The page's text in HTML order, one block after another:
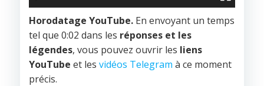
Horodatage YouTube. En envoyant un temps
tel que 0:02 dans les réponses et les
légendes, vous pouvez ouvrir les liens
YouTube et les vidéos Telegram à ce moment
précis.